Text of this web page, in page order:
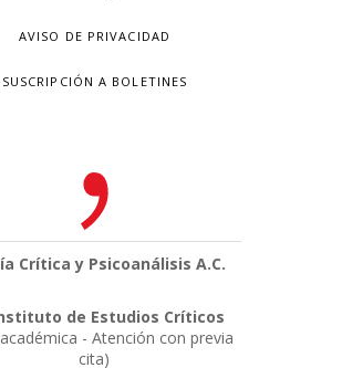
AVISO DE PRIVACIDAD
SUSCRIPCIÓN A BOLETINES
Crítica y Psicoanálisis A.C.
de Estudios Críticos
- Atención con previa
cita)